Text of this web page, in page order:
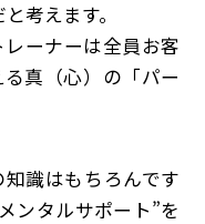
考えます。
ーナーは全員お客
真（心）の「パー
識はもちろんです
ンタルサポート”を